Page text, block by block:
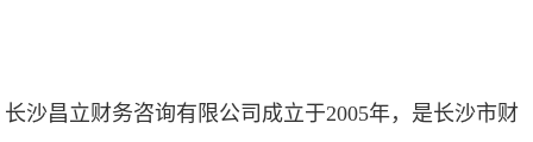
长沙昌立财务咨询有限公司成立于2005年，是长沙市财